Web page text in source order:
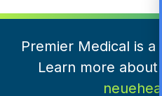
Premier Medical is a
Learn more about